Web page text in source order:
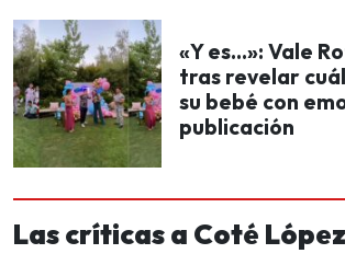
«Y es…»: Vale
tras revelar
su bebé con
publicación
Las críticas a Coté López